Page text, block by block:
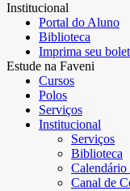
Institucional
Portal do Aluno
Biblioteca
Imprima seu
Estude na Faveni
Cursos
Polos
Serviços
Institucional
Serviços
Biblioteca
Calendário
Canal de